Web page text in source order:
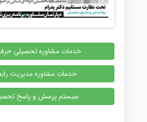
خدمات مشاوره تحصیلی
خدمات مشاوره مدیریت
سیستم پرسش و پاسخ